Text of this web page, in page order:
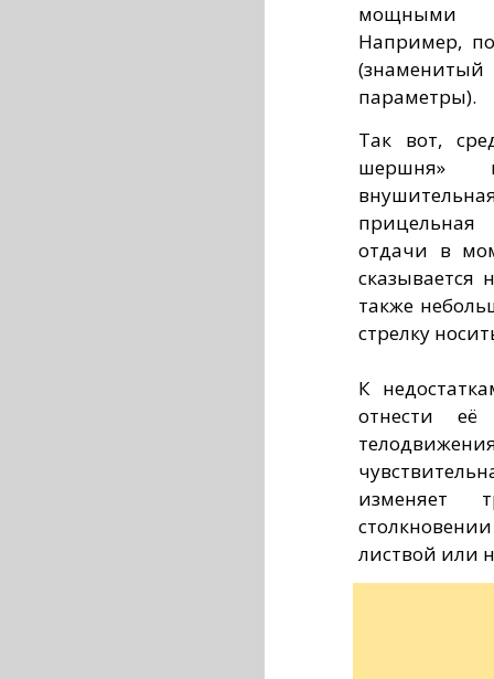
мощными
Например,
(знаменитый
параметры).
Так вот,
шершня»
отдачи в
сказывается
также
стрелку
К
отнести её
изменяет
листвой или